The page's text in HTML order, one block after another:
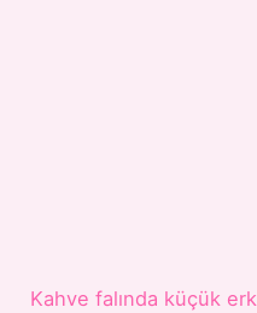
Kahve falında küçük